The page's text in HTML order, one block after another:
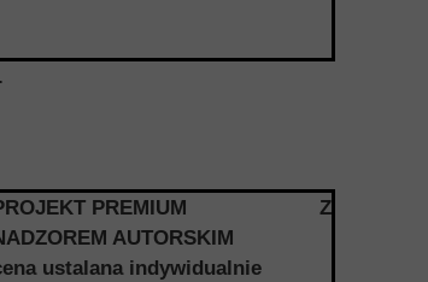
PREMIUM Z
AUTORSKIM
ustalana indywidualnie